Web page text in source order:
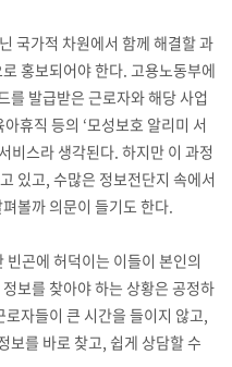
국가적 차원에서 함께 해결할 과
홍보되어야 한다. 고용노동부에
를 발급받은 근로자와 해당 사업
휴직 등의 ‘모성보호 알리미 서
비스라 생각된다. 하지만 이 과정
있고, 수많은 정보전단지 속에서
볼까 의문이 들기도 한다.
곤에 허덕이는 이들이 본인의
보를 찾아야 하는 상황은 공정하
자들이 큰 시간을 들이지 않고,
보를 바로 찾고, 쉽게 상담할 수